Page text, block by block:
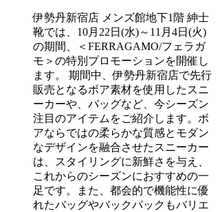
伊勢丹新宿店 メンズ館地下1階 紳士
靴では、10月22日(水)～11月4日(火)
の期間、＜FERRAGAMO/フェラガ
モ＞の特別プロモーションを開催し
ます。 期間中、伊勢丹新宿店で先行
販売となるボア素材を使用したスニ
ーカーや、バッグなど、今シーズン
注目のアイテムをご紹介します。ボ
アならではの柔らかな質感とモダン
なデザインを融合させたスニーカー
は、スタイリングに新鮮さを与え、
これからのシーズンにおすすめの一
足です。また、都会的で機能性に優
れたバッグやバックパックもバリエ